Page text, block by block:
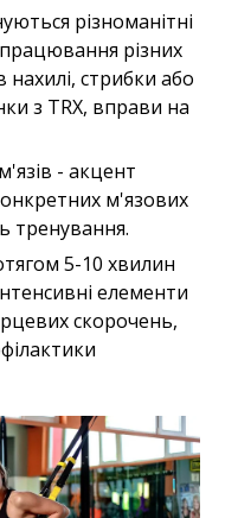
різноманітні
різних
нахилі, стрибки або
з TRX, вправи на
- акцент
м'язових
тренування.
5-10 хвилин
елементи
скорочень,